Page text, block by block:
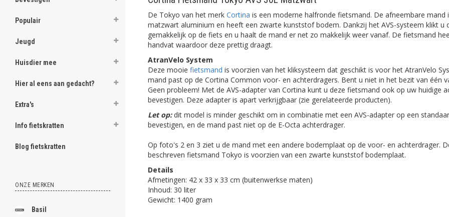
Populair
Jeugd
Huisdier mee
Hier al eens aan gedacht?
Extra's
Info fietskratten
Blog fietskratten
ONZE MERKEN
Basil
De Tokyo van het merk Cortina is een moderne halfronde fietsmand. De afneembare mand
matzwart aluminium en heeft een zwarte kunststof bodem. Dankzij het AVS-systeem klikt u
gemakkelijk op de fiets en u haalt de mand er net zo makkelijk weer vanaf. De fietsmand
handvat waardoor deze prettig draagt.
AtranVelo System
Deze mooie fietsmand is voorzien van het kliksysteem dat geschikt is voor het AtranVelo
mand past op de Cortina Common voor- en achterdragers. Bent u niet in het bezit van één
Geen probleem! Met de AVS-adapter van Cortina kunt u deze fietsmand ook op uw huidige
bevestigen. Deze adapter is apart verkrijgbaar (zie gerelateerde producten).
Let op:dit model is minder geschikt om in combinatie met een AVS-adapter op een
bevestigen, en de mand past niet op de E-Octa achterdrager.
Op foto's 2 en 3 ziet u de mand met een andere bodemplaat op de voor- en achterdrager.
beschreven fietsmand Tokyo is voorzien van een zwarte kunststof bodemplaat.
Details
Afmetingen: 42 x 33 x 33 cm (buitenwerkse maten)
Inhoud: 30 liter
Gewicht: 1400 gram